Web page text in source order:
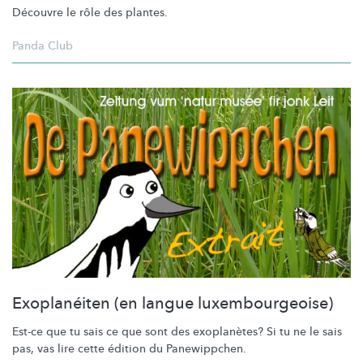
Découvre le rôle des plantes.
Panda Club
Exoplanéiten (en langue luxembourgeoise)
Est-ce que tu sais ce que sont des exoplanètes? Si tu ne le sais
pas, vas lire cette édition du Panewippchen.